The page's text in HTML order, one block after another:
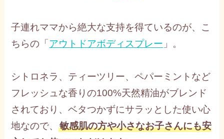
子連れママから絶大な支持を得ているのが、こ
ちらの「 アウトドアボディスプレー 」。
シトロネラ、ティーツリー、ペパーミントなど
フレッシュな香りの100%天然精油がブレンド
されており、ベタつかずにサラッとした使い心
地なので、敏感肌の方や小さなお子さんにも安